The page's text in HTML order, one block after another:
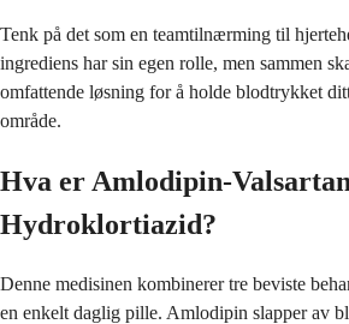
Tenk på det som en teamtilnærming til
ingrediens har sin egen rolle, men sammen
omfattende løsning for å holde blodtrykket
område.
Hva er Amlodipin-
Hydroklortiazid?
Denne medisinen kombinerer tre beviste
en enkelt daglig pille. Amlodipin slapper av